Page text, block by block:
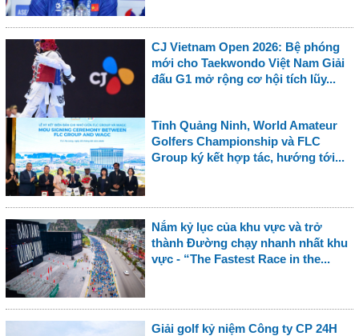
CJ Vietnam Open 2026: Bệ phóng
mới cho Taekwondo Việt Nam Giải
đấu G1 mở rộng cơ hội tích lũy...
Tỉnh Quảng Ninh, World Amateur
Golfers Championship và FLC
Group ký kết hợp tác, hướng tới...
Nắm kỷ lục của khu vực và trở
thành Đường chạy nhanh nhất khu
vực - “The Fastest Race in the...
Giải golf kỷ niệm Công ty CP 24H